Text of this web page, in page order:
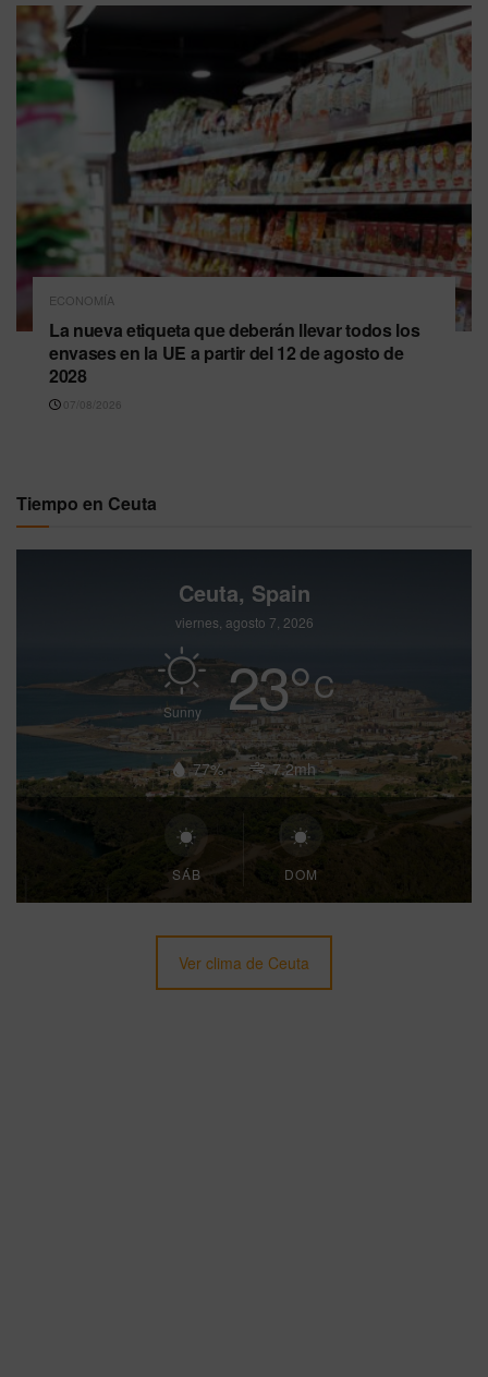
ECONOMÍA
La nueva etiqueta que deberán llevar todos los
envases en la UE a partir del 12 de agosto de
2028
07/08/2026
Tiempo en Ceuta
Ceuta, Spain
viernes, agosto 7, 2026
Sunny 23°C
77% 7.2mh
SÁB DOM
Ver clima de Ceuta